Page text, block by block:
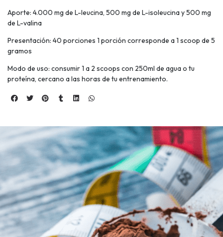
Aporte: 4.000 mg de L-leucina, 500 mg de L-isoleucina y 500 mg
de L-valina
Presentación: 40 porciones 1 porción corresponde a 1 scoop de 5
gramos
Modo de uso: consumir 1 a 2 scoops con 250ml de agua o tu
proteína, cercano a las horas de tu entrenamiento.